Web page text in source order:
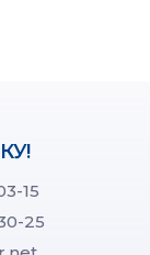
15
25